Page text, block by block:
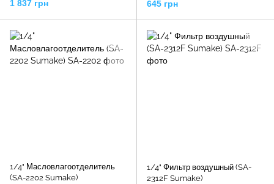
1 837 грн
Sumake)
645 грн
1/4" Масловлагоотделитель
(SA-2202 Sumake)
1/4" Фильтр воздушный (SA-
2312F Sumake)